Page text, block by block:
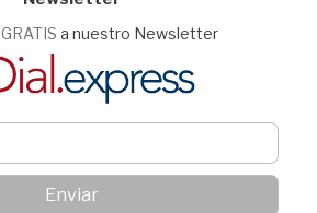
GRATIS a nuestro Newsletter